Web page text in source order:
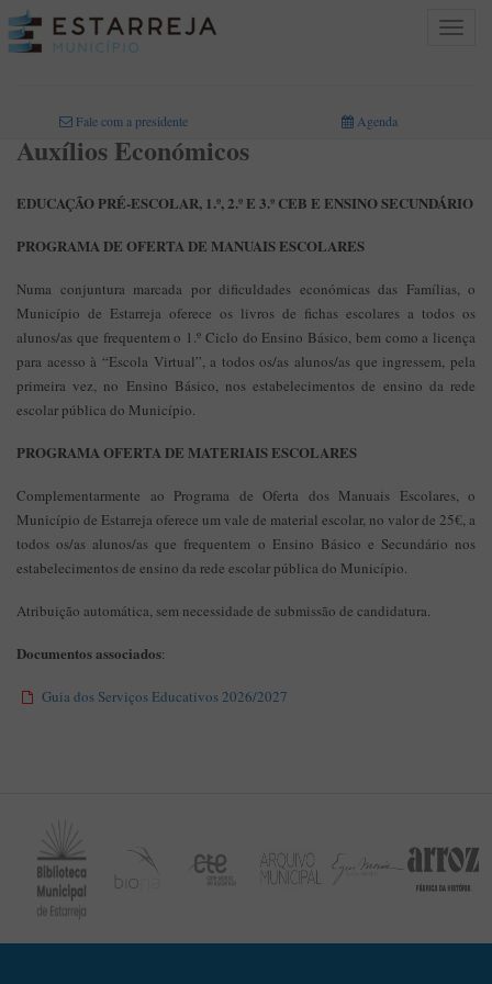
Toggle
Fale com a presidente Agenda
Auxílios Económicos
EDUCAÇÃO PRÉ-ESCOLAR, 1.º, 2.º E 3.º CEB E ENSINO SECUNDÁRIO
PROGRAMA DE OFERTA DE MANUAIS ESCOLARES
Numa conjuntura marcada por dificuldades económicas das Famílias, o
Município de Estarreja oferece os livros de fichas escolares a todos os
alunos/as que frequentem o 1.º Ciclo do Ensino Básico, bem como a licença
para acesso à “Escola Virtual”, a todos os/as alunos/as que ingressem, pela
primeira vez, no Ensino Básico, nos estabelecimentos de ensino da rede
escolar pública do Município.
PROGRAMA OFERTA DE MATERIAIS ESCOLARES
Complementarmente ao Programa de Oferta dos Manuais Escolares, o
Município de Estarreja oferece um vale de material escolar, no valor de 25€, a
todos os/as alunos/as que frequentem o Ensino Básico e Secundário nos
estabelecimentos de ensino da rede escolar pública do Município.
Atribuição automática, sem necessidade de submissão de candidatura.
Documentos associados:
Guia dos Serviços Educativos 2026/2027